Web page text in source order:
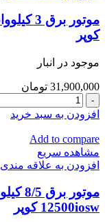
کوپر
موجود در انبار
31,900,000 تومان
موتور
برق
3
کیلووات
اینورتر
تکفاز
CP-
3500iosw
کوپر
افزودن به سبد خرید
Add to compare
مشاهده سریع
افزودن به علاقه مندی
12500iosw کوپر